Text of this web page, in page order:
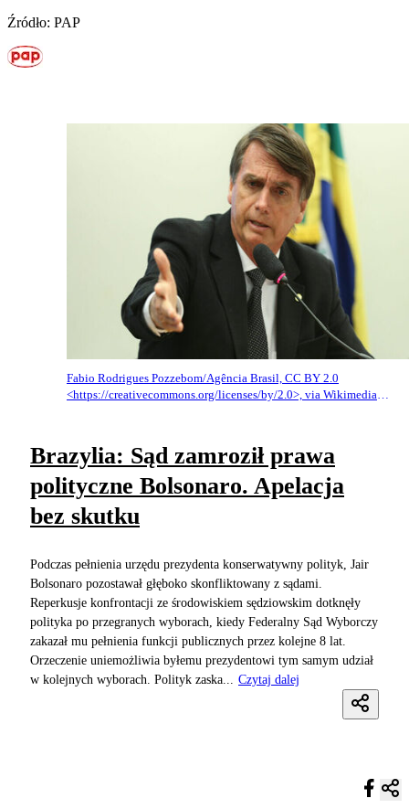
Źródło: PAP
Fabio Rodrigues Pozzebom/Agência Brasil, CC BY 2.0
<https://creativecommons.org/licenses/by/2.0>, via Wikimedia
Brazylia: Sąd zamroził prawa
polityczne Bolsonaro. Apelacja
bez skutku
Podczas pełnienia urzędu prezydenta konserwatywny polityk, Jair
Bolsonaro pozostawał głęboko skonfliktowany z sądami.
Reperkusje konfrontacji ze środowiskiem sędziowskim dotknęły
polityka po przegranych wyborach, kiedy Federalny Sąd Wyborczy
zakazał mu pełnienia funkcji publicznych przez kolejne 8 lat.
Orzeczenie uniemożliwia byłemu prezydentowi tym samym udział
w kolejnych wyborach. Polityk zaska...
Czytaj dalej